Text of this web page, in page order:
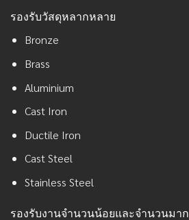
รองรับวัสดุหลากหลาย
Bronze
Brass
Aluminium
Cast Iron
Ductile Iron
Cast Steel
Stainless Steel
รองรับงานจำนวนน้อยและจำนวนมาก